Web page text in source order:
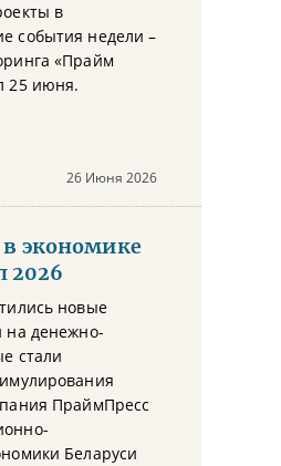
в
события недели –
«Прайм
25 июня.
26 Июня 2026
экономике
2026
новые
на денежно-
стали
ПраймПресс
Беларуси